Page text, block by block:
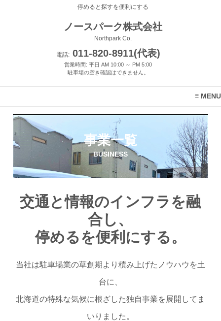
停めると探すを便利にする
ノースパーク株式会社
Northpark Co.
電話:011-820-8911(代表)
営業時間: 平日 AM 10:00 ～ PM 5:00
駐車場の空き確認はできません。
MENU
事業一覧
BUSINESS
交通と情報のインフラを融
合し、
停めるを便利にする。
当社は駐車場業の草創期より積み上げたノウハウを土
台に、
北海道の特殊な気候に根ざした独自事業を展開してま
いりました。